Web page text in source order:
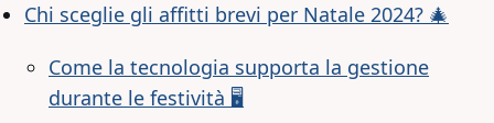
Chi sceglie gli affitti brevi per Natale 2024? 🎄
Come la tecnologia supporta la gestione
durante le festività 🖥️